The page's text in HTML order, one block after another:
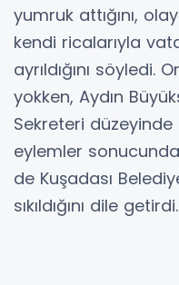
yumruk attığını,
kendi ricalarıyla
ayrıldığını
yokken, Aydın
Sekreteri
eylemler
de Kuşadası
sıkıldığını dile getirdi.